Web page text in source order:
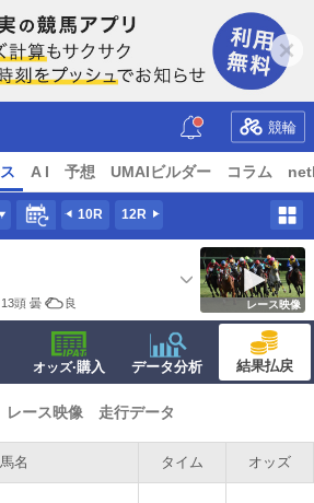
競輪
A I 予想 UMAIビルダー コラム
10R 12R
頭 曇 良 レース映像
オッズ·購入 データ分析 結果払戻
レース映像 走行データ
馬名 タイム オッズ